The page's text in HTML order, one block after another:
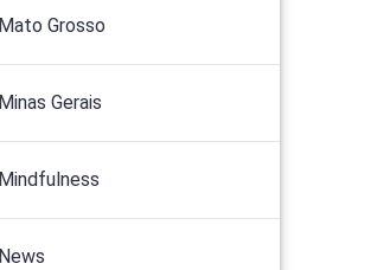
Mato Grosso
Minas Gerais
Mindfulness
News